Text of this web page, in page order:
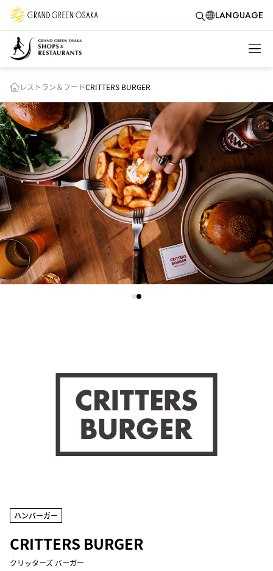
LANGUAGE
レストラン＆フードCRITTERS BURGER
ハンバーガー
CRITTERS BURGER
クリッターズ バーガー